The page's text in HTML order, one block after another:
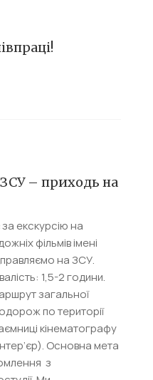
– приходь на
екскурсію на
фільмів імені
на ЗСУ.
1,5-2 години.
загальної
по території
кінематографу
Основна мета
з